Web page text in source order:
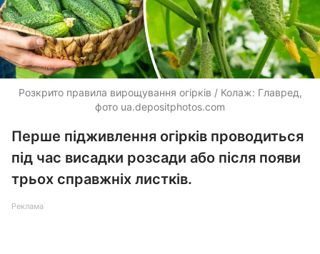
Розкрито правила вирощування огірків / Колаж: Главред,
фото ua.depositphotos.com
Перше підживлення огірків проводиться
під час висадки розсади або після появи
трьох справжніх листків.
Реклама